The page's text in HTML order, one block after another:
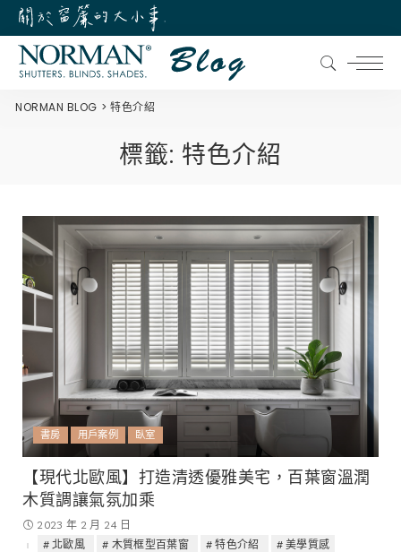
NORMAN BLOG 特色介紹
標籤: 特色介紹
書房 用戶案例 臥室
【現代北歐風】打造清透優雅美宅，百葉窗溫潤
木質調讓氣氛加乘
2023 年 2 月 24 日
北歐風
木質框型百葉窗 特色介紹 美學質感